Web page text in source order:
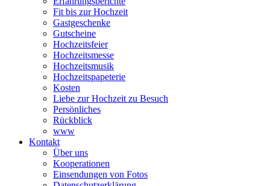
Fit bis zur Hochzeit
Gastgeschenke
Gutscheine
Hochzeitsfeier
Hochzeitsmesse
Hochzeitsmusik
Hochzeitspapeterie
Kosten
Liebe zur Hochzeit zu Besuch
Persönliches
Rückblick
www
Kontakt
Über uns
Kooperationen
Einsendungen von Fotos